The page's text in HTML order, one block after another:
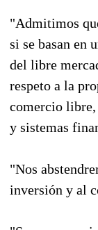
"Admitimos
si se basan en
del libre
respeto a la
comercio
y sistemas
"Nos
inversión y al